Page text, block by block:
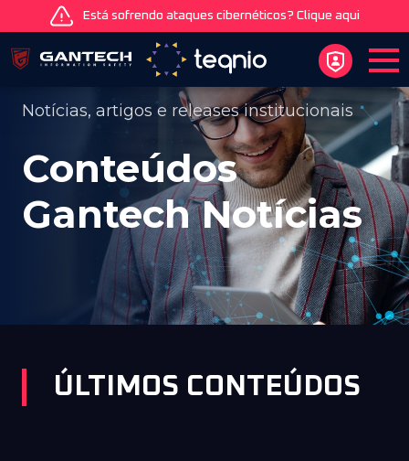
Está sofrendo ataques cibernéticos? Clique aqui
Notícias, artigos e releases institucionais
Conteúdos
GantechNotícias
ÚLTIMOS CONTEÚDOS